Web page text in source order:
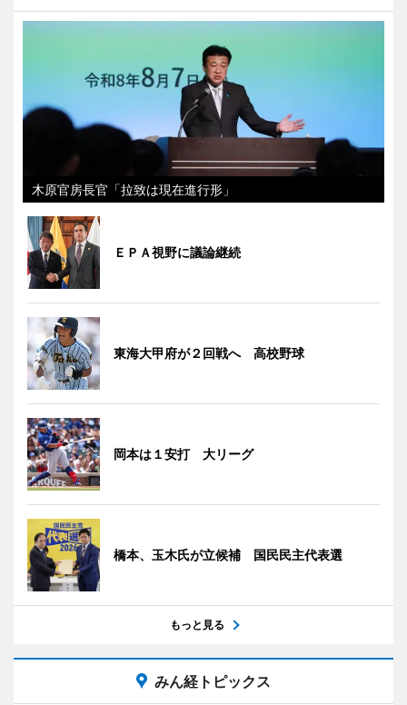
木原官房長官「拉致は現在進行形」
ＥＰＡ視野に議論継続
東海大甲府が２回戦へ 高校野球
岡本は１安打 大リーグ
橋本、玉木氏が立候補 国民民主代表選
もっと見る
みん経トピックス